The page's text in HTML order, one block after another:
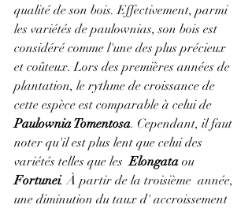
qualité de son bois. Effectivement, parmi
les variétés de paulownias, son bois est
considéré comme l'une des plus précieux
et coûteux. Lors des premières années de
plantation, le rythme de croissance de
cette espèce est comparable à celui de
Paulownia Tomentosa. Cependant, il faut
noter qu'il est plus lent que celui des
variétés telles que les Elongata ou
Fortunei. À partir de la troisième  année,
une diminution du taux d' accroissement